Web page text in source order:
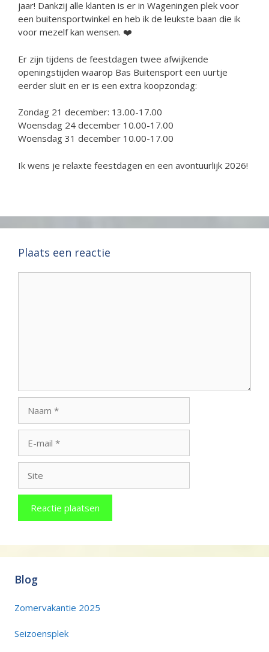
jaar! Dankzij alle klanten is er in Wageningen plek voor
een buitensportwinkel en heb ik de leukste baan die ik
voor mezelf kan wensen. ❤️
Er zijn tijdens de feestdagen twee afwijkende
openingstijden waarop Bas Buitensport een uurtje
eerder sluit en er is een extra koopzondag:
Zondag 21 december: 13.00-17.00
Woensdag 24 december 10.00-17.00
Woensdag 31 december 10.00-17.00
Ik wens je relaxte feestdagen en een avontuurlijk 2026!
Plaats een reactie
mail
Blog
Zomervakantie 2025
Seizoensplek